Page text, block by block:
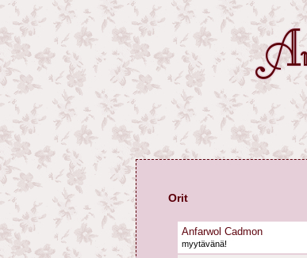
Orit
Anfarwol Cadmon
myytävänä!